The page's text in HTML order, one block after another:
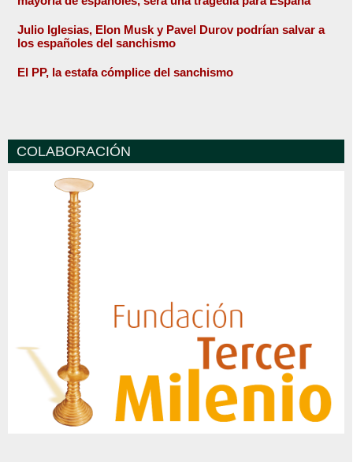
Julio Iglesias, Elon Musk y Pavel Durov podrían salvar a
los españoles del sanchismo
El PP, la estafa cómplice del sanchismo
COLABORACIÓN